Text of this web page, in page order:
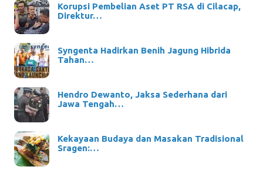
Korupsi Pembelian Aset PT RSA di Cilacap,
Direktur…
Syngenta Hadirkan Benih Jagung Hibrida
Tahan…
Hendro Dewanto, Jaksa Sederhana dari
Jawa Tengah…
Kekayaan Budaya dan Masakan Tradisional
Sragen:…